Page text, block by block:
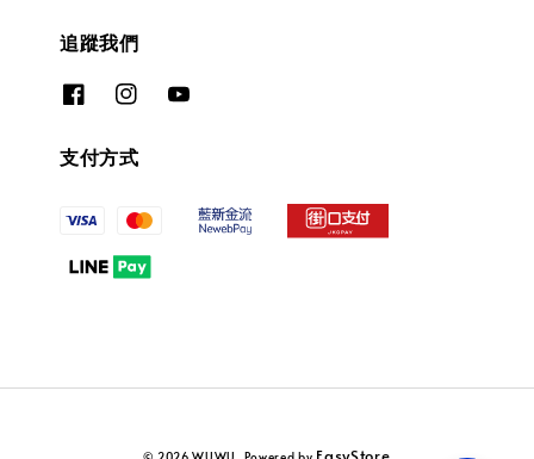
追蹤我們
支付方式